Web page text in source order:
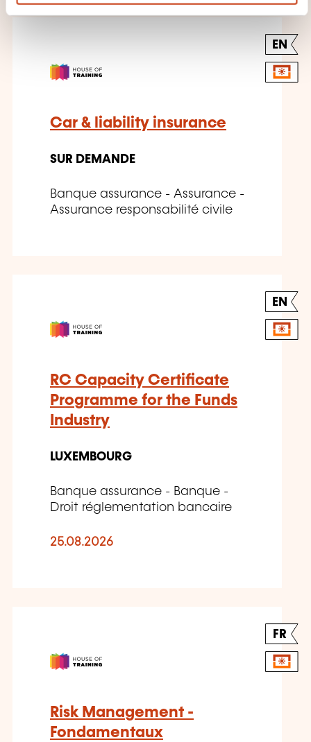
n
EN
Car & liability insurance
SUR DEMANDE
Banque assurance - Assurance -
Assurance responsabilité civile
EN
RC Capacity Certificate
Programme for the Funds
Industry
LUXEMBOURG
Banque assurance - Banque -
Droit réglementation bancaire
25.08.2026
FR
Risk Management -
Fondamentaux